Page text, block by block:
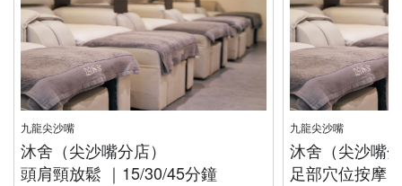
九龍尖沙嘴
沐舍（尖沙嘴分店）
頭肩頸放鬆 ｜15/30/45分鐘
九龍尖沙嘴
沐舍（尖沙嘴
足部穴位按摩